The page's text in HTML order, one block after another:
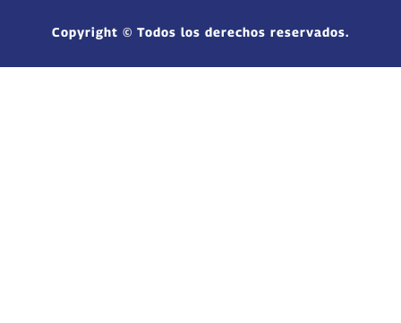
Copyright © Todos los derechos reservados.